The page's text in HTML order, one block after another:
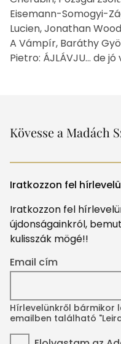
Eisemann-Somogyi-
Lucien, Jonathan
A Vámpír, Baráthy
Pietro: ÁJLÁVJU... de
Kövesse a Madách
Iratkozzon fel
Iratkozzon fel
újdonságainkról,
kulisszák mögé!!
Email cím
Hírlevelünkről bármikor
emailben található